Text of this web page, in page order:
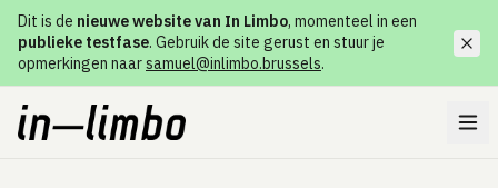
Dit is de nieuwe website van In Limbo, momenteel in een
publieke testfase. Gebruik de site gerust en stuur je
opmerkingen naarsamuel@inlimbo.brussels.